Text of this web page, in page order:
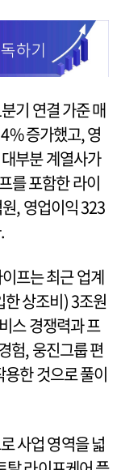
기 연결 가준 매
증가했고, 영
부분 계열사가
를 포함한 라이
, 영업이익 323
프는 최근 업계
상조비) 3조원
스 경쟁력과 프
험, 웅진그룹 편
용한 것으로 풀이
사업 영역을 넓